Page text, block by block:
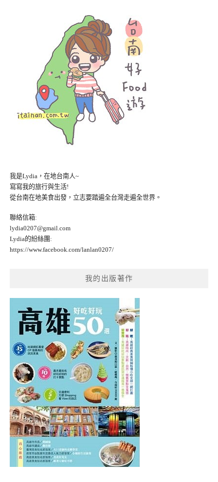
我是Lydia，在地台南人~
寫寫我的旅行與生活!
從台南在地美食出發，立志要踏遍全台灣走遍全世界。
聯絡信箱:
lydia0207@gmail.com
Lydia的紛絲團:
https://www.facebook.com/lanlan0207/
我的出版著作